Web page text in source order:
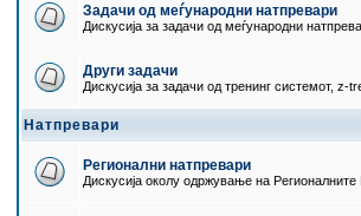
Задачи од меѓународни натпревари
Дискусија за задачи од меѓународни
Други задачи
Дискусија за задачи од тренинг системот, z-
Натпревари
Регионални натпревари
Дискусија околу одржување на